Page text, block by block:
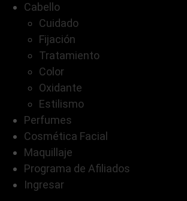
Cabello
Cuidado
Fijación
Tratamiento
Color
Oxidante
Estilismo
Perfumes
Cosmética Facial
Maquillaje
Programa de Afiliados
Ingresar